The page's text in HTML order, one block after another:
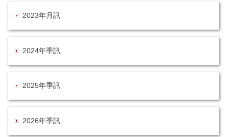
2023年月訊
2024年季訊
2025年季訊
2026年季訊